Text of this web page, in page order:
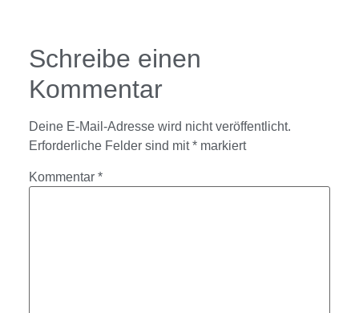
Schreibe einen
Kommentar
Deine E-Mail-Adresse wird nicht veröffentlicht.
Erforderliche Felder sind mit* markiert
Kommentar *